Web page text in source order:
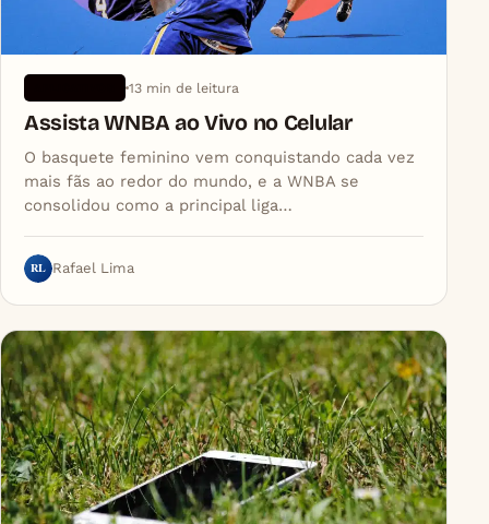
13 min de leitura
Assista WNBA ao Vivo no Celular
O basquete feminino vem conquistando cada vez
mais fãs ao redor do mundo, e a WNBA se
consolidou como a principal liga…
RL Rafael Lima